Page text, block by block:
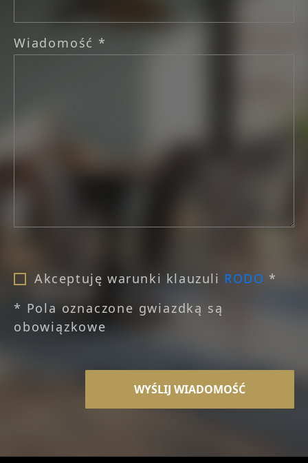
Wiadomość *
Akceptuję warunki klauzuli RODO *
* Pola oznaczone gwiazdką są
obowiązkowe